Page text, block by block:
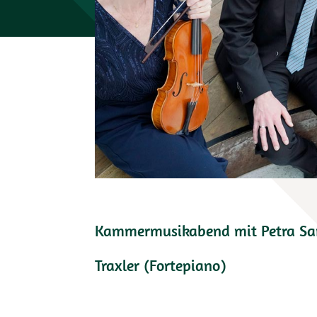
Kammermusikabend mit Petra
Traxler (Fortepiano)